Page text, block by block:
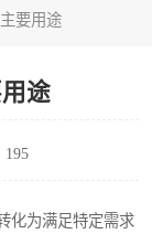
要用途
途
195
化为满足特定需求